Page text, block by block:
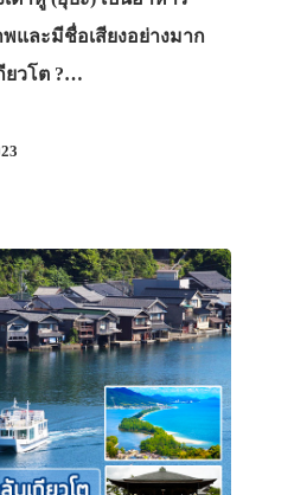
พและมีชื่อเสียงอย่างมาก
ยวโต ?…